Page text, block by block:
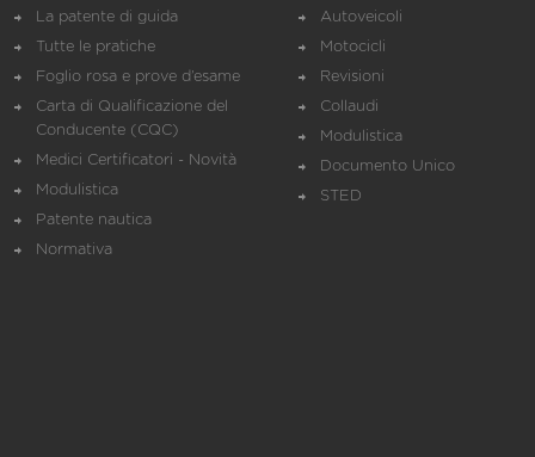
La patente di guida
Tutte le pratiche
Foglio rosa e prove d’esame
Carta di Qualificazione del
Conducente (CQC)
Medici Certificatori - Novità
Modulistica
Patente nautica
Normativa
Autoveicoli
Motocicli
Revisioni
Collaudi
Modulistica
Documento Unico
STED